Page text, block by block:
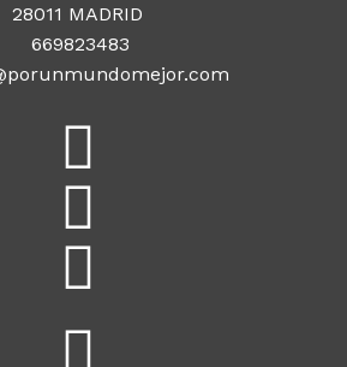
28011 MADRID
669823483